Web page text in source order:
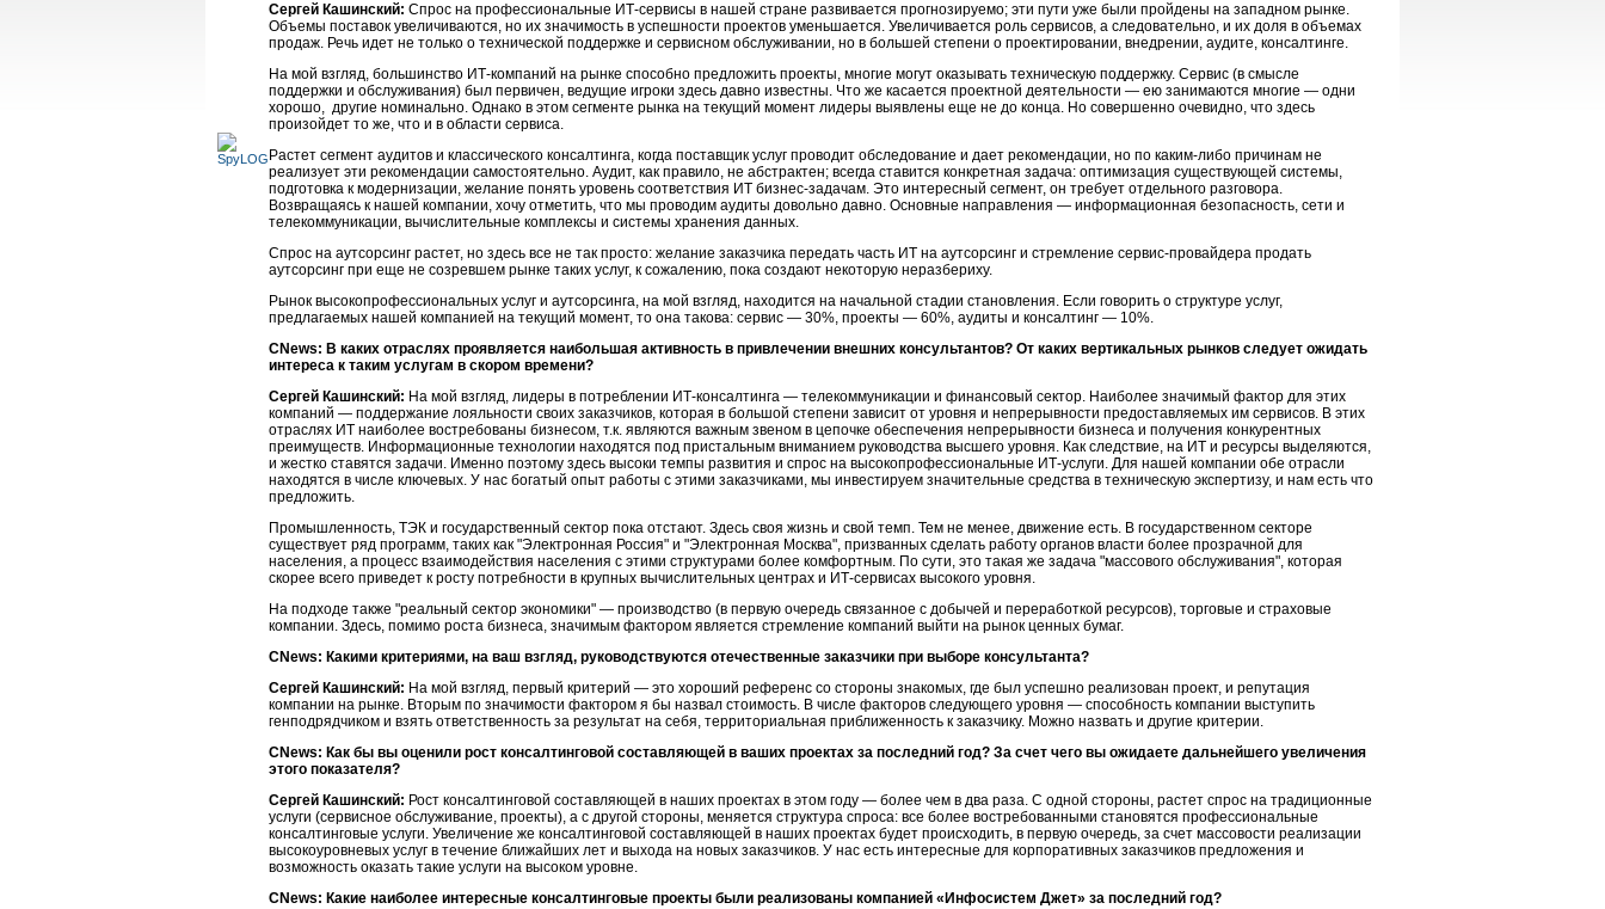
Сергей Кашинский: Спрос на профессиональные ИТ-сервисы в нашей стране развивается прогнозируемо; эти пути уже были пройдены на западном рынке.
Объемы поставок увеличиваются, но их значимость в успешности проектов уменьшается. Увеличивается роль сервисов, а следовательно, и их доля в объемах
продаж. Речь идет не только о технической поддержке и сервисном обслуживании, но в большей степени о проектировании, внедрении, аудите, консалтинге.
На мой взгляд, большинство ИТ-компаний на рынке способно предложить проекты, многие могут оказывать техническую поддержку. Сервис (в смысле
поддержки и обслуживания) был первичен, ведущие игроки здесь давно известны. Что же касается проектной деятельности — ею занимаются многие — одни
хорошо, другие номинально. Однако в этом сегменте рынка на текущий момент лидеры выявлены еще не до конца. Но совершенно очевидно, что здесь
произойдет то же, что и в области сервиса.
Растет сегмент аудитов и классического консалтинга, когда поставщик услуг проводит обследование и дает рекомендации, но по каким-либо причинам не
реализует эти рекомендации самостоятельно. Аудит, как правило, не абстрактен; всегда ставится конкретная задача: оптимизация существующей системы,
подготовка к модернизации, желание понять уровень соответствия ИТ бизнес-задачам. Это интересный сегмент, он требует отдельного разговора.
Возвращаясь к нашей компании, хочу отметить, что мы проводим аудиты довольно давно. Основные направления — информационная безопасность, сети и
телекоммуникации, вычислительные комплексы и системы хранения данных.
Спрос на аутсорсинг растет, но здесь все не так просто: желание заказчика передать часть ИТ на аутсорсинг и стремление сервис-провайдера продать
аутсорсинг при еще не созревшем рынке таких услуг, к сожалению, пока создают некоторую неразбериху.
Рынок высокопрофессиональных услуг и аутсорсинга, на мой взгляд, находится на начальной стадии становления. Если говорить о структуре услуг,
предлагаемых нашей компанией на текущий момент, то она такова: сервис — 30%, проекты — 60%, аудиты и консалтинг — 10%.
CNews: В каких отраслях проявляется наибольшая активность в привлечении внешних консультантов? От каких вертикальных рынков следует ожидать
интереса к таким услугам в скором времени?
Сергей Кашинский: На мой взгляд, лидеры в потреблении ИТ-консалтинга — телекоммуникации и финансовый сектор. Наиболее значимый фактор для этих
компаний — поддержание лояльности своих заказчиков, которая в большой степени зависит от уровня и непрерывности предоставляемых им сервисов. В этих
отраслях ИТ наиболее востребованы бизнесом, т.к. являются важным звеном в цепочке обеспечения непрерывности бизнеса и получения конкурентных
преимуществ. Информационные технологии находятся под пристальным вниманием руководства высшего уровня. Как следствие, на ИТ и ресурсы выделяются,
и жестко ставятся задачи. Именно поэтому здесь высоки темпы развития и спрос на высокопрофессиональные ИТ-услуги. Для нашей компании обе отрасли
находятся в числе ключевых. У нас богатый опыт работы с этими заказчиками, мы инвестируем значительные средства в техническую экспертизу, и нам есть что
предложить.
Промышленность, ТЭК и государственный сектор пока отстают. Здесь своя жизнь и свой темп. Тем не менее, движение есть. В государственном секторе
существует ряд программ, таких как "Электронная Россия" и "Электронная Москва", призванных сделать работу органов власти более прозрачной для
населения, а процесс взаимодействия населения с этими структурами более комфортным. По сути, это такая же задача "массового обслуживания", которая
скорее всего приведет к росту потребности в крупных вычислительных центрах и ИТ-сервисах высокого уровня.
На подходе также "реальный сектор экономики" — производство (в первую очередь связанное с добычей и переработкой ресурсов), торговые и страховые
компании. Здесь, помимо роста бизнеса, значимым фактором является стремление компаний выйти на рынок ценных бумаг.
CNews: Какими критериями, на ваш взгляд, руководствуются отечественные заказчики при выборе консультанта?
Сергей Кашинский: На мой взгляд, первый критерий — это хороший референс со стороны знакомых, где был успешно реализован проект, и репутация
компании на рынке. Вторым по значимости фактором я бы назвал стоимость. В числе факторов следующего уровня — способность компании выступить
генподрядчиком и взять ответственность за результат на себя, территориальная приближенность к заказчику. Можно назвать и другие критерии.
CNews: Как бы вы оценили рост консалтинговой составляющей в ваших проектах за последний год? За счет чего вы ожидаете дальнейшего увеличения
этого показателя?
Сергей Кашинский: Рост консалтинговой составляющей в наших проектах в этом году — более чем в два раза. С одной стороны, растет спрос на традиционные
услуги (сервисное обслуживание, проекты), а с другой стороны, меняется структура спроса: все более востребованными становятся профессиональные
консалтинговые услуги. Увеличение же консалтинговой составляющей в наших проектах будет происходить, в первую очередь, за счет массовости реализации
высокоуровневых услуг в течение ближайших лет и выхода на новых заказчиков. У нас есть интересные для корпоративных заказчиков предложения и
возможность оказать такие услуги на высоком уровне.
CNews: Какие наиболее интересные консалтинговые проекты были реализованы компанией «Инфосистем Джет» за последний год?